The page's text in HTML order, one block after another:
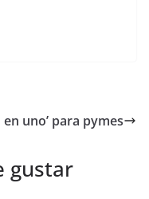
uno’ para pymes
gustar